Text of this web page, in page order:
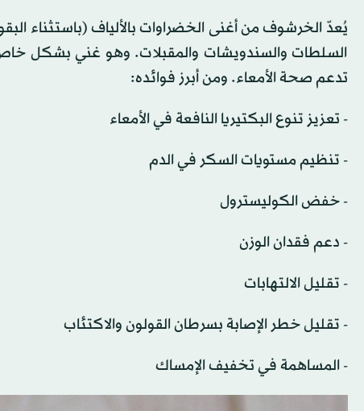
يُعدّ الخرشوف من أغنى الخضراوات بالألياف (باستثناء
السلطات والسندويشات والمقبلات. وهو غني بشكل خاص
تدعم صحة الأمعاء. ومن أبرز فوائده:
- تعزيز تنوع البكتيريا النافعة في الأمعاء
- تنظيم مستويات السكر في الدم
- خفض الكوليسترول
- دعم فقدان الوزن
- تقليل الالتهابات
- تقليل خطر الإصابة بسرطان القولون والاكتئاب
- المساهمة في تخفيف الإمساك